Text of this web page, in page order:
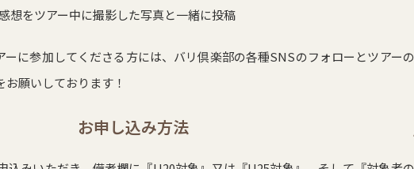
想をツアー中に撮影した写真と一緒に投稿
ーに参加してくださる方には、バリ倶楽部の各種SNSのフォローとツアー
願いしております！
お申し込み方法